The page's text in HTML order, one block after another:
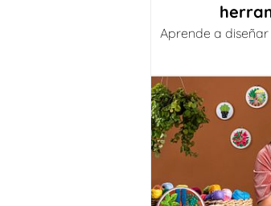
Aprende a